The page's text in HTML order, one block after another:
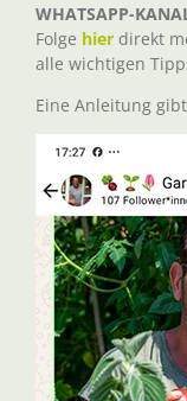
WHATSAPP-
Folge hier direkt
alle wichtigen
Eine Anleitung